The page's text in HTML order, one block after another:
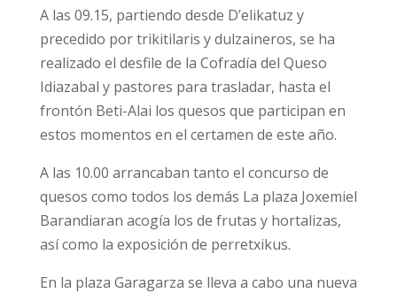
A las 09.15, partiendo desde D’elikatuz y
precedido por trikitilaris y dulzaineros, se ha
realizado el desfile de la Cofradía del Queso
Idiazabal y pastores para trasladar, hasta el
frontón Beti-Alai los quesos que participan en
estos momentos en el certamen de este año.
A las 10.00 arrancaban tanto el concurso de
quesos como todos los demás La plaza Joxemiel
Barandiaran acogía los de frutas y hortalizas,
así como la exposición de perretxikus.
En la plaza Garagarza se lleva a cabo una nueva